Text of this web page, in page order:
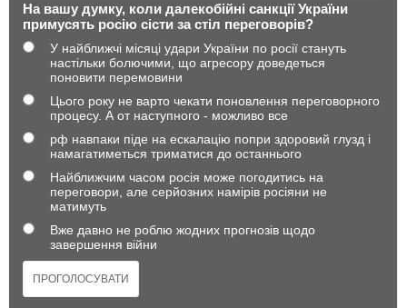
На вашу думку, коли далекобійні санкції України
примусять росію сісти за стіл переговорів?
У найближчі місяці удари України по росії стануть
настільки болючими, що агресору доведеться
поновити перемовини
Цього року не варто чекати поновлення переговорного
процесу. А от наступного - можливо все
рф навпаки піде на ескалацію попри здоровий глузд і
намагатиметься триматися до останнього
Найближчим часом росія може погодитись на
переговори, але серйозних намірів росіяни не
матимуть
Вже давно не роблю жодних прогнозів щодо
завершення війни